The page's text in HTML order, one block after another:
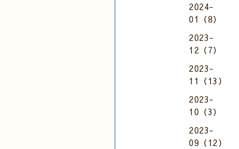
2024-
01（8）
2023-
12（7）
2023-
11（13）
2023-
10（3）
2023-
09（12）